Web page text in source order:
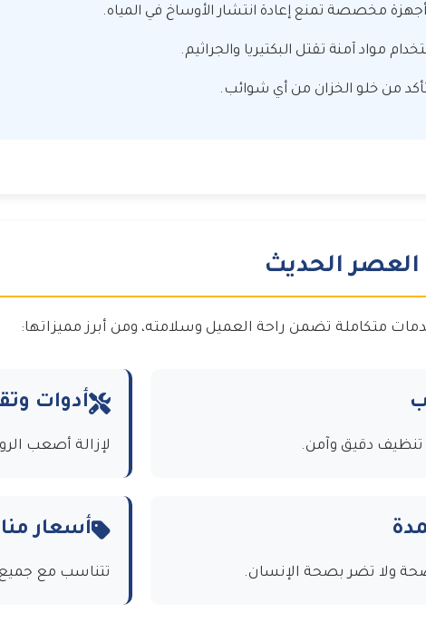
مخصصة تمنع إعادة انتشار الأوساخ في المياه.
مواد آمنة تقتل البكتيريا والجراثيم.
من خلو الخزان من أي شوائب.
الحديث
متكاملة تضمن راحة العميل وسلامته، ومن أبرز مميزاتها:
دقيق وآمن.
أدوات
لإزالة أصعب
ولا تضر بصحة الإنسان.
أسعار
تتناسب مع